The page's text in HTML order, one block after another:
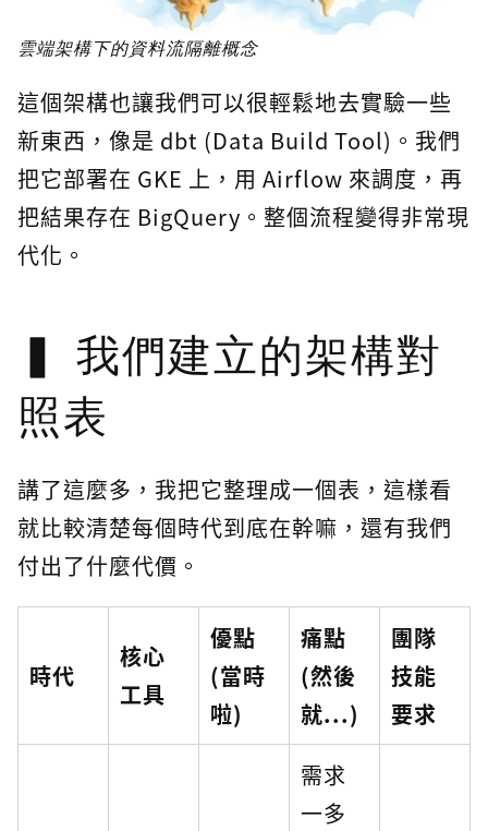
雲端架構下的資料流隔離概念
這個架構也讓我們可以很輕鬆地去實驗一些
新東西，像是 dbt (Data Build Tool)。我們
把它部署在 GKE 上，用 Airflow 來調度，再
把結果存在 BigQuery。整個流程變得非常現
代化。
我們建立的架構對
照表
講了這麼多，我把它整理成一個表，這樣看
就比較清楚每個時代到底在幹嘛，還有我們
付出了什麼代價。
時代
核心
工具
優點
(當時
啦)
痛點
(然後
就...)
團隊
技能
要求
需求
一多